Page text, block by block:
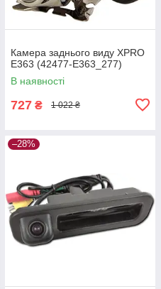
Камера заднього виду XPRO
E363 (42477-E363_277)
В наявності
727 ₴ 1 022 ₴
–28%